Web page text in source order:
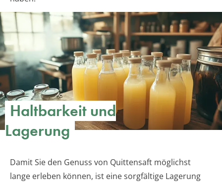
Haltbarkeit und
Lagerung
Damit Sie den Genuss von Quittensaft möglichst
lange erleben können, ist eine sorgfältige Lagerung